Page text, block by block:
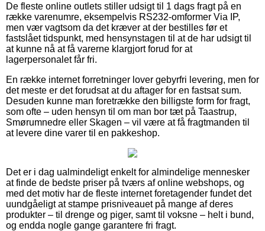
De fleste online outlets stiller udsigt til 1 dags fragt på en
række varenumre, eksempelvis RS232-omformer Via IP,
men vær vagtsom da det kræver at der bestilles før et
fastslået tidspunkt, med hensynstagen til at de har udsigt til
at kunne nå at få varerne klargjort forud for at
lagerpersonalet får fri.
En række internet forretninger lover gebyrfri levering, men for
det meste er det forudsat at du aftager for en fastsat sum.
Desuden kunne man foretrække den billigste form for fragt,
som ofte – uden hensyn til om man bor tæt på Taastrup,
Smørumnedre eller Skagen – vil være at få fragtmanden til
at levere dine varer til en pakkeshop.
Det er i dag ualmindeligt enkelt for almindelige mennesker
at finde de bedste priser på tværs af online webshops, og
med det motiv har de fleste internet foretagender fundet det
uundgåeligt at stampe prisniveauet på mange af deres
produkter – til drenge og piger, samt til voksne – helt i bund,
og endda nogle gange garantere fri fragt.